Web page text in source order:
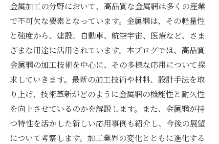
金属加工の分野において、高品質な金属網は多くの産業
で不可欠な要素となっています。金属網は、その軽量性
と強度から、建設、自動車、航空宇宙、医療など、さま
ざまな用途に活用されています。本ブログでは、高品質
金属網の加工技術を中心に、その多様な応用について探
求していきます。最新の加工技術や材料、設計手法を取
り上げ、技術革新がどのように金属網の機能性と耐久性
を向上させているのかを解説します。また、金属網が持
つ特性を活かした新しい応用事例も紹介し、今後の展望
について考察します。加工業界の変化とともに進化する